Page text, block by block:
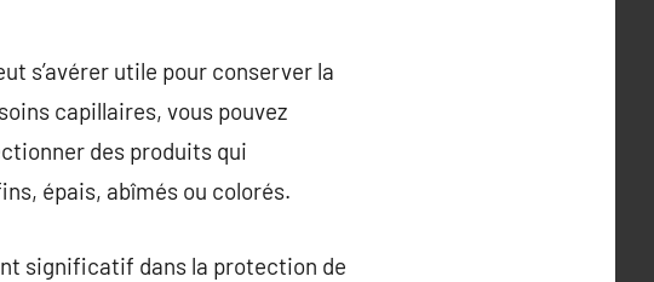
s’avérer utile pour conserver la
capillaires, vous pouvez
des produits qui
épais, abîmés ou colorés.
significatif dans la protection de